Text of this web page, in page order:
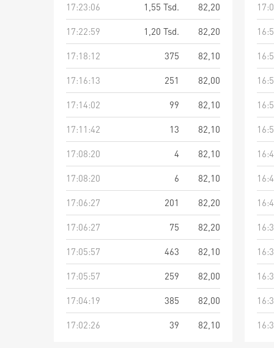
17:23:06
1,55 Tsd.
82,20
17:22:59
1,20 Tsd.
82,20
17:18:12
375
82,10
17:16:13
251
82,00
17:14:02
99
82,10
17:11:42
13
82,10
17:08:20
4
82,10
17:08:20
6
82,10
17:06:27
201
82,20
17:06:27
75
82,20
17:05:57
463
82,10
17:05:57
259
82,00
17:04:19
385
82,00
17:02:26
39 82,10